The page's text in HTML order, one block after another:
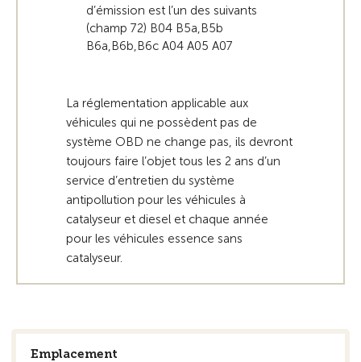
d’émission est l’un des suivants
(champ 72) B04 B5a,B5b
B6a,B6b,B6c A04 A05 A07
La réglementation applicable aux
véhicules qui ne possèdent pas de
système OBD ne change pas, ils devront
toujours faire l’objet tous les 2 ans d’un
service d’entretien du système
antipollution pour les véhicules à
catalyseur et diesel et chaque année
pour les véhicules essence sans
catalyseur.
Emplacement